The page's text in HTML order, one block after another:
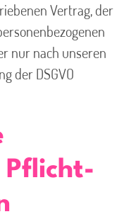
Vertrag, der
nur nach unseren
der DSGVO
Pflicht­